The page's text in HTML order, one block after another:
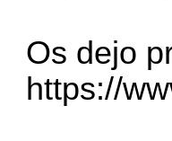
Os dejo
https://